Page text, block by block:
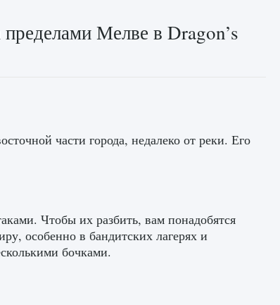
Мелве в Dragon’s
части города, недалеко от реки. Его
Чтобы их разбить, вам понадобятся
особенно в бандитских лагерях и
бочками.